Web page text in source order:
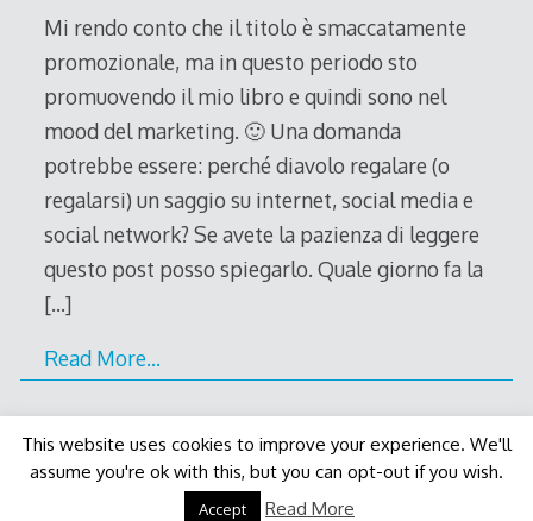
Mi rendo conto che il titolo è smaccatamente
promozionale, ma in questo periodo sto
promuovendo il mio libro e quindi sono nel
mood del marketing. 🙂 Una domanda
potrebbe essere: perché diavolo regalare (o
regalarsi) un saggio su internet, social media e
social network? Se avete la pazienza di leggere
questo post posso spiegarlo. Quale giorno fa la
[…]
Read More…
Decode Themeby Macho Themes
This website uses cookies to improve your experience. We'll
assume you're ok with this, but you can opt-out if you wish.
Accept Read More